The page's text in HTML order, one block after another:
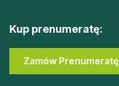
Kup prenumeratę:
Zamów Prenumeratę